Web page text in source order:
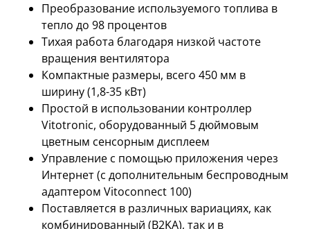
Преобразование используемого топлива в
тепло до 98 процентов
Тихая работа благодаря низкой частоте
вращения вентилятора
Компактные размеры, всего 450 мм в
ширину (1,8-35 кВт)
Простой в использовании контроллер
Vitotronic, оборудованный 5 дюймовым
цветным сенсорным дисплеем
Управление с помощью приложения через
Интернет (с дополнительным беспроводным
адаптером Vitoconnect 100)
Поставляется в различных вариациях, как
комбинированный (B2KA), так и в